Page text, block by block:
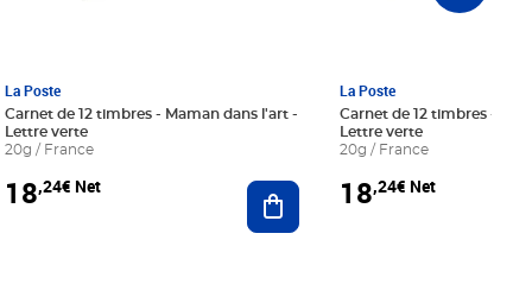
au panier
La Poste
Carnet de 12 timbres - Maman dans l'art -
Lettre verte
20g / France
18,24€ Net Ajouter au panier
La Poste
Carnet de 12 timbres - Le
Lettre verte
20g / France
18,24€ Net